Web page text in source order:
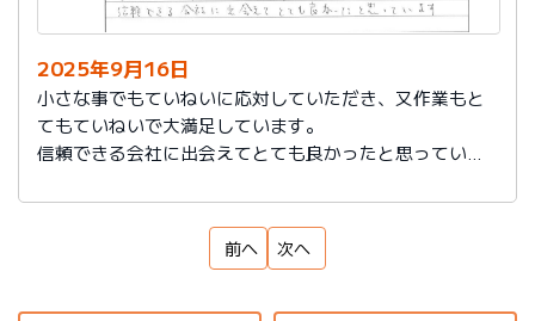
2025年9月16日
小さな事でもていねいに応対していただき、又作業もと
てもていねいで大満足しています。
信頼できる会社に出会えてとても良かったと思っていま
前へ 次へ